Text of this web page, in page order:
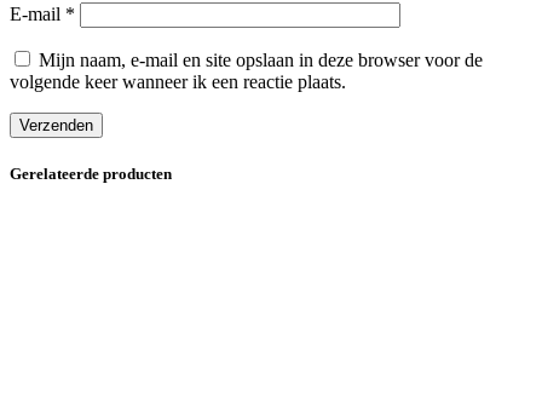
E-mail *
Mijn naam, e-mail en site opslaan in deze browser voor de
volgende keer wanneer ik een reactie plaats.
Gerelateerde producten